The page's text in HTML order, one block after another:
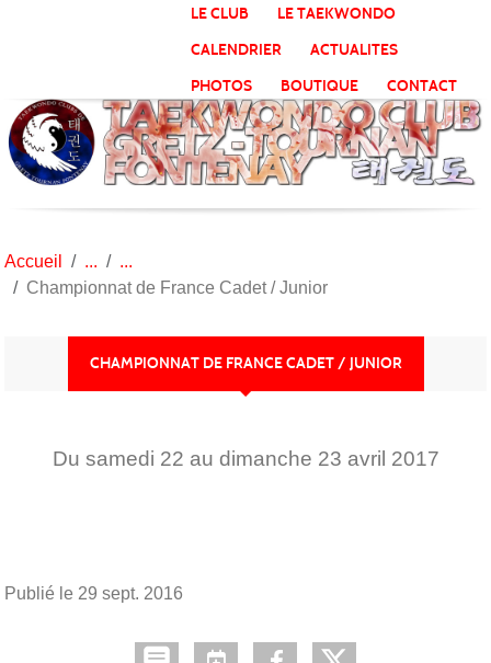
LE CLUB
LE TAEKWONDO
CALENDRIER
ACTUALITES
PHOTOS
BOUTIQUE CONTACT
Accueil
Championnat de France Cadet / Junior
CHAMPIONNAT DE FRANCE CADET / JUNIOR
Du samedi 22 au dimanche 23 avril 2017
Publié le 29 sept. 2016
Panneau de gestion des cookies